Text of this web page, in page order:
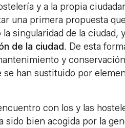
y a la propia
una primera propuesta
singularidad de la ciudad,
de la ciudad. De esta
y
se han sustituido por
con los y las
sido bien acogida por la